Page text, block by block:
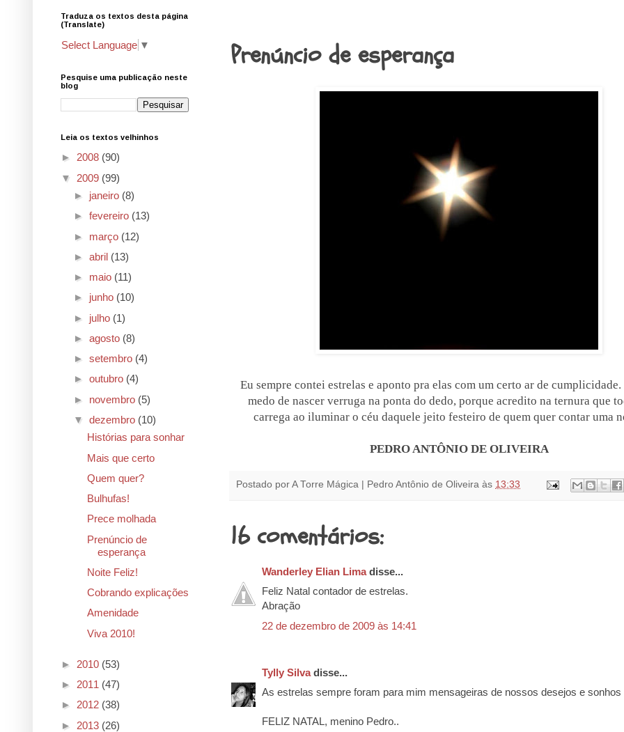
Prenúncio de esperança
Eu sempre contei estrelas e aponto pra elas com um certo ar de
medo de nascer verruga na ponta do dedo, porque acredito na ternura que
carrega ao iluminar o céu daquele jeito festeiro de quem quer contar uma
PEDRO ANTÔNIO DE OLIVEIRA
Postado por A Torre Mágica | Pedro Antônio de Oliveira às 13:33
16 comentários:
Wanderley Elian Limadisse...
Feliz Natal contador de estrelas.
Abração
22 de dezembro de 2009 às 14:41
Tylly Silvadisse...
As estrelas sempre foram para mim mensageiras de nossos desejos e sonhos
FELIZ NATAL, menino Pedro..
Traduza os textos desta página
(Translate)
Select Language ▼
Pesquise uma publicação neste
blog
Leia os textos velhinhos
► 2008 (90)
▼ 2009 (99)
► janeiro (8)
► fevereiro (13)
► março (12)
► abril (13)
► maio (11)
► junho (10)
► julho (1)
► agosto (8)
► setembro (4)
► outubro (4)
► novembro (5)
▼ dezembro (10)
Histórias para sonhar
Mais que certo
Quem quer?
Bulhufas!
Prece molhada
Prenúncio de
esperança
Noite Feliz!
Cobrando explicações
Amenidade
Viva 2010!
► 2010 (53)
► 2011 (47)
► 2012 (38)
► 2013 (26)